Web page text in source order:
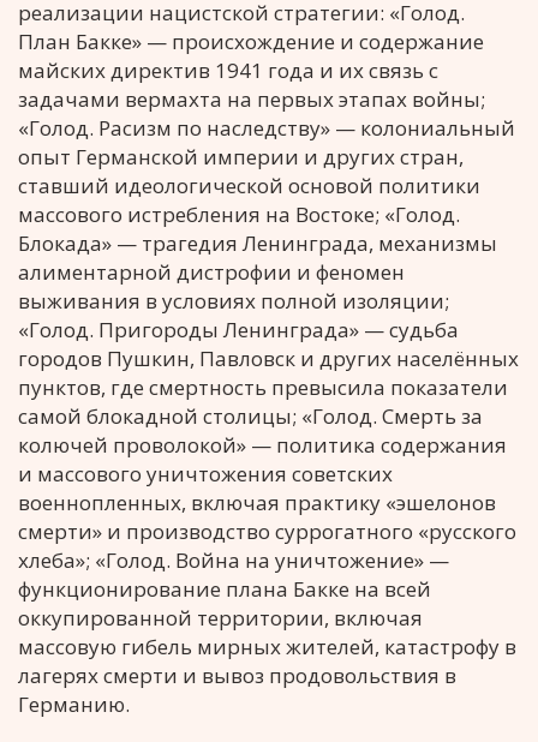
реализации нацистской стратегии: «Голод.
План Бакке» — происхождение и содержание
майских директив 1941 года и их связь с
задачами вермахта на первых этапах войны;
«Голод. Расизм по наследству» — колониальный
опыт Германской империи и других стран,
ставший идеологической основой политики
массового истребления на Востоке; «Голод.
Блокада» — трагедия Ленинграда, механизмы
алиментарной дистрофии и феномен
выживания в условиях полной изоляции;
«Голод. Пригороды Ленинграда» — судьба
городов Пушкин, Павловск и других населённых
пунктов, где смертность превысила показатели
самой блокадной столицы; «Голод. Смерть за
колючей проволокой» — политика содержания
и массового уничтожения советских
военнопленных, включая практику «эшелонов
смерти» и производство суррогатного «русского
хлеба»; «Голод. Война на уничтожение» —
функционирование плана Бакке на всей
оккупированной территории, включая
массовую гибель мирных жителей, катастрофу в
лагерях смерти и вывоз продовольствия в
Германию.